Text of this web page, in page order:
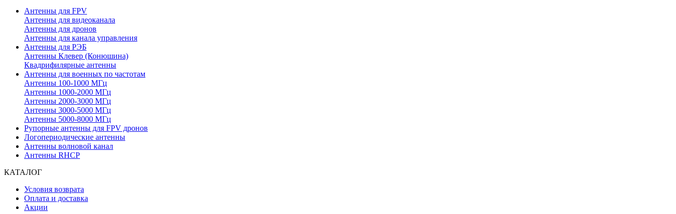
Антенны для FPV
Антенны для видеоканала
Антенны для дронов
Антенны для канала управления
Антенны для РЭБ
Антенны Клевер (Конюшина)
Квадрифилярные антенны
Антенны для военных по частотам
Антенны 100-1000 МГц
Антенны 1000-2000 МГц
Антенны 2000-3000 МГц
Антенны 3000-5000 МГц
Антенны 5000-8000 МГц
Рупорные антенны для FPV дронов
Логопериодические антенны
Антенны волновой канал
Антенны RHCP
КАТАЛОГ
Условия возврата
Оплата и доставка
Акции